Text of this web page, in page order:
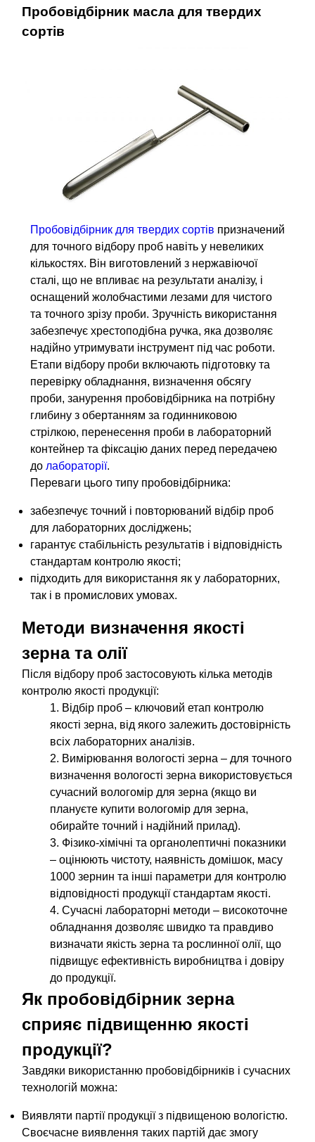
Пробовідбірник масла для твердих
сортів
Пробовідбірник для твердих сортів призначений
для точного відбору проб навіть у невеликих
кількостях. Він виготовлений з нержавіючої
сталі, що не впливає на результати аналізу, і
оснащений жолобчастими лезами для чистого
та точного зрізу проби. Зручність використання
забезпечує хрестоподібна ручка, яка дозволяє
надійно утримувати інструмент під час роботи.
Етапи відбору проби включають підготовку та
перевірку обладнання, визначення обсягу
проби, занурення пробовідбірника на потрібну
глибину з обертанням за годинниковою
стрілкою, перенесення проби в лабораторний
контейнер та фіксацію даних перед передачею
до лабораторії.
Переваги цього типу пробовідбірника:
забезпечує точний і повторюваний відбір проб
для лабораторних досліджень;
гарантує стабільність результатів і відповідність
стандартам контролю якості;
підходить для використання як у лабораторних,
так і в промислових умовах.
Методи визначення якості
зерна та олії
Після відбору проб застосовують кілька методів
контролю якості продукції:
Відбір проб – ключовий етап контролю
якості зерна, від якого залежить достовірність
всіх лабораторних аналізів.
Вимірювання вологості зерна – для точного
визначення вологості зерна використовується
сучасний вологомір для зерна (якщо ви
плануєте купити вологомір для зерна,
обирайте точний і надійний прилад).
Фізико-хімічні та органолептичні показники
– оцінюють чистоту, наявність домішок, масу
1000 зернин та інші параметри для контролю
відповідності продукції стандартам якості.
Сучасні лабораторні методи – високоточне
обладнання дозволяє швидко та правдиво
визначати якість зерна та рослинної олії, що
підвищує ефективність виробництва і довіру
до продукції.
Як пробовідбірник зерна
сприяє підвищенню якості
продукції?
Завдяки використанню пробовідбірників і сучасних
технологій можна:
Виявляти партії продукції з підвищеною вологістю.
Своєчасне виявлення таких партій дає змогу